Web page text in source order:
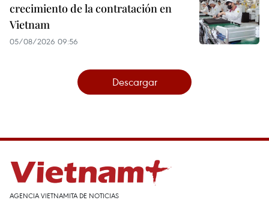
crecimiento de la contratación en
Vietnam
05/08/2026 09:56
Descargar
AGENCIA VIETNAMITA DE NOTICIAS